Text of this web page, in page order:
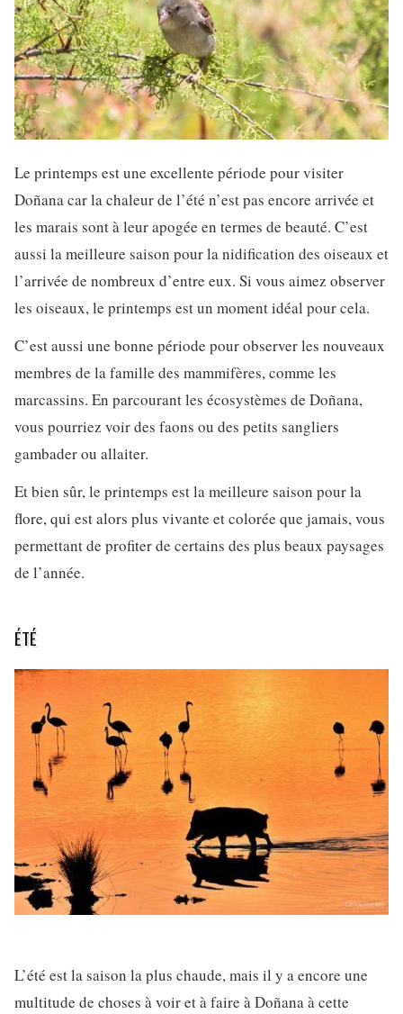
Le printemps est une excellente période pour visiter
Doñana car la chaleur de l’été n’est pas encore arrivée et
les marais sont à leur apogée en termes de beauté. C’est
aussi la meilleure saison pour la nidification des oiseaux et
l’arrivée de nombreux d’entre eux. Si vous aimez observer
les oiseaux, le printemps est un moment idéal pour cela.
C’est aussi une bonne période pour observer les nouveaux
membres de la famille des mammifères, comme les
marcassins. En parcourant les écosystèmes de Doñana,
vous pourriez voir des faons ou des petits sangliers
gambader ou allaiter.
Et bien sûr, le printemps est la meilleure saison pour la
flore, qui est alors plus vivante et colorée que jamais, vous
permettant de profiter de certains des plus beaux paysages
de l’année.
ÉTÉ
L’été est la saison la plus chaude, mais il y a encore une
multitude de choses à voir et à faire à Doñana à cette